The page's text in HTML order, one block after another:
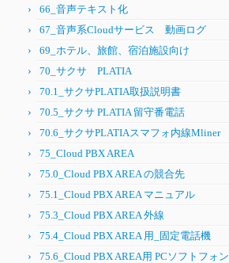
66_音声テキスト化
67_音声系Cloudサービス 動画ログ
69_ホテル、旅館、宿泊施設向け
70_サクサ PLATIA
70.1_サクサPLATIA取扱説明書
70.5_サクサ PLATIA 留守番電話
70.6_サクサPLATIAスマフォ内線Mliner
75_Cloud PBX AREA
75.0_Cloud PBX AREA の競合先
75.1_Cloud PBX AREA マニュアル
75.3_Cloud PBX AREA 外線
75.4_Cloud PBX AREA 用_固定電話機
75.6_Cloud PBX AREA用 PCソフトフォン